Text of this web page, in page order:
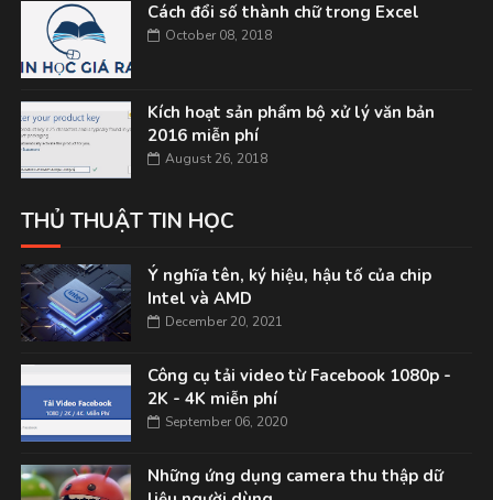
Cách đổi số thành chữ trong Excel
October 08, 2018
Kích hoạt sản phẩm bộ xử lý văn bản
2016 miễn phí
August 26, 2018
THỦ THUẬT TIN HỌC
Ý nghĩa tên, ký hiệu, hậu tố của chip
Intel và AMD
December 20, 2021
Công cụ tải video từ Facebook 1080p -
2K - 4K miễn phí
September 06, 2020
Những ứng dụng camera thu thập dữ